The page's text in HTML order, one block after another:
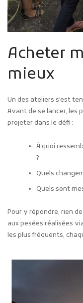
Acheter
mieux
Un des ateliers s’est
Avant de se lancer, les
projeter dans le défi :
À quoi
?
Quels
Quels sont
Pour y répondre, rien
aux pesées réalisées
les plus fréquents,